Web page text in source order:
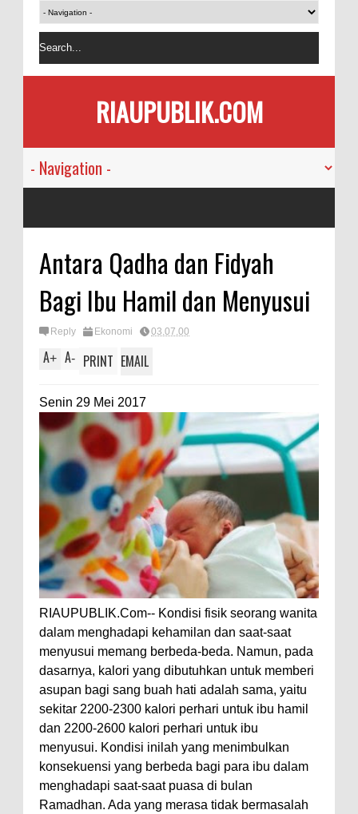
RIAUPUBLIK.COM
Antara Qadha dan Fidyah
Bagi Ibu Hamil dan Menyusui
Reply Ekonomi 03.07.00
A+ A- PRINT EMAIL
Senin 29 Mei 2017
RIAUPUBLIK.Com-- Kondisi fisik seorang wanita
dalam menghadapi kehamilan dan saat-saat
menyusui memang berbeda-beda. Namun, pada
dasarnya, kalori yang dibutuhkan untuk memberi
asupan bagi sang buah hati adalah sama, yaitu
sekitar 2200-2300 kalori perhari untuk ibu hamil
dan 2200-2600 kalori perhari untuk ibu
menyusui. Kondisi inilah yang menimbulkan
konsekuensi yang berbeda bagi para ibu dalam
menghadapi saat-saat puasa di bulan
Ramadhan. Ada yang merasa tidak bermasalah